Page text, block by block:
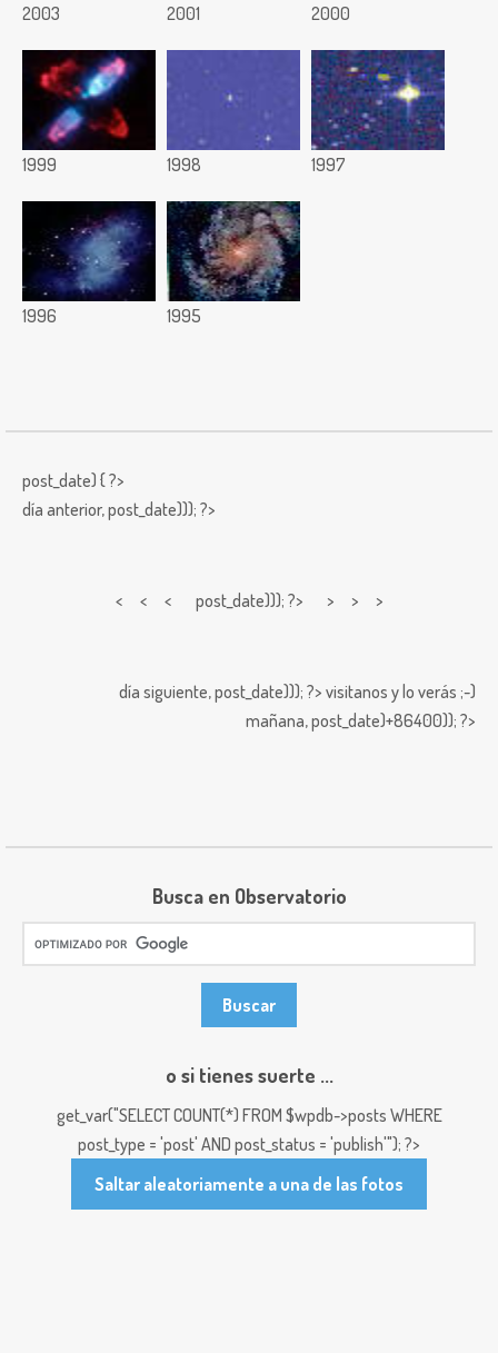
2003 2001 2000
1999 1998 1997
1996 1995
post_date) { ?>
día anterior,post_date))); ?>
< < < post_date))); ?> > > >
día siguiente,post_date))); ?> visitanos y lo verás ;-)
mañana,post_date)+86400)); ?>
Busca en Observatorio
o si tienes suerte ...
get_var("SELECT COUNT(*) FROM $wpdb->posts WHERE
post_type = 'post' AND post_status = 'publish'"); ?>
Saltar aleatoriamente a una de las fotos